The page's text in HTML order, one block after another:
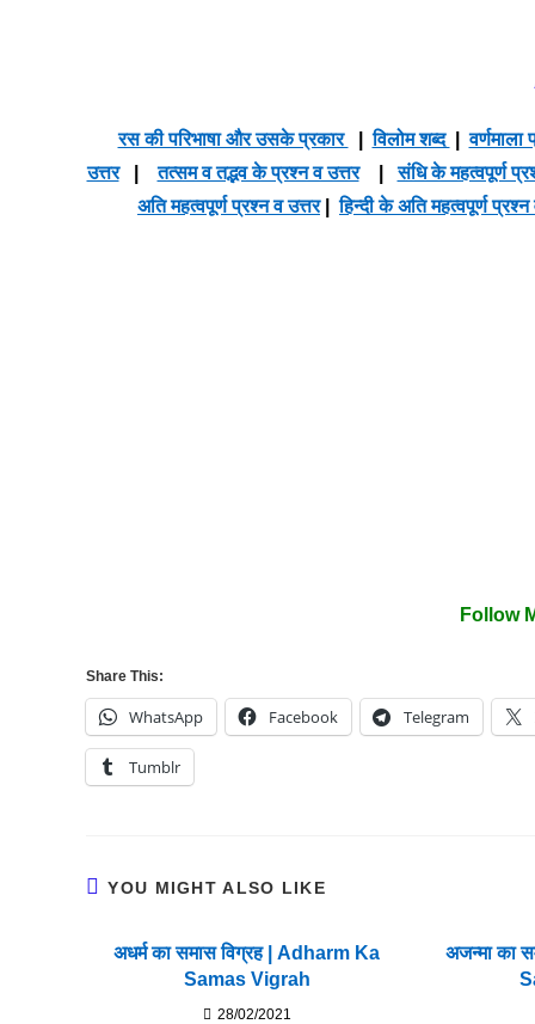
रस की परिभाषा और उसके प्रकार |विलोम शब्द |वर्णमाला
उत्तर|तत्सम व तद्भव के प्रश्न व उत्तर|संधि के महत्वपूर्ण
अति महत्वपूर्ण प्रश्न व उत्तर|हिन्दी के अति महत्वपूर्ण प्रश्न
Follow
Share This:
WhatsApp Facebook Telegram
Tumblr
YOU MIGHT ALSO LIKE
अधर्म का समास विग्रह | Adharm Ka
Samas Vigrah
28/02/2021
अजन्मा का